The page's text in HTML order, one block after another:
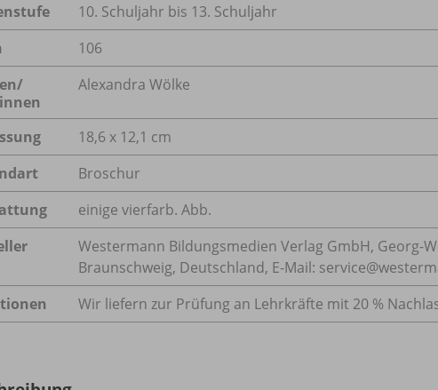
10. Schuljahr bis 13. Schuljahr
106
Alexandra Wölke
18,6 x 12,1 cm
Broschur
einige vierfarb. Abb.
Westermann Bildungsmedien Verlag GmbH, Georg-
Braunschweig, Deutschland, E-Mail:
Wir liefern zur Prüfung an Lehrkräfte mit 20 %